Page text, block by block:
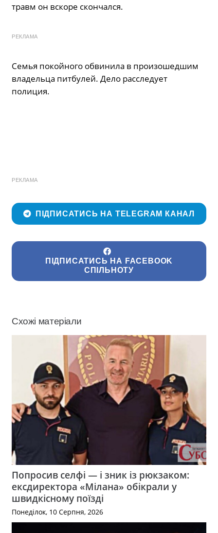
травм он вскоре скончался.
РЕКЛАМА
Семья покойного обвинила в произошедшим
владельца питбулей. Дело расследует
полиция.
РЕКЛАМА
ПІДПИСАТИСЬ НА TELEGRAM КАНАЛ
ПІДПИСАТИСЬ НА FACEBOOK
СПІЛЬНОТУ
Схожі матеріали
Попросив селфі — і зник із рюкзаком:
ексдиректора «Мілана» обікрали у
швидкісному поїзді
Понеділок, 10 Серпня, 2026